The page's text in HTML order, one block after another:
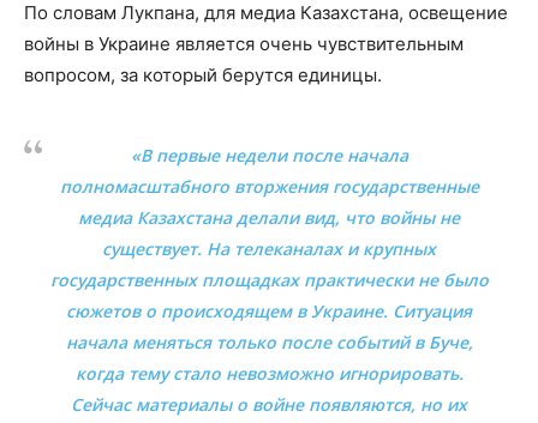
По словам Лукпана, для медиа Казахстана, освещение
войны в Украине является очень чувствительным
вопросом, за который берутся единицы.
«В первые недели после начала
полномасштабного вторжения государственные
медиа Казахстана делали вид, что войны не
существует. На телеканалах и крупных
государственных площадках практически не было
сюжетов о происходящем в Украине. Ситуация
начала меняться только после событий в Буче,
когда тему стало невозможно игнорировать.
Сейчас материалы о войне появляются, но их